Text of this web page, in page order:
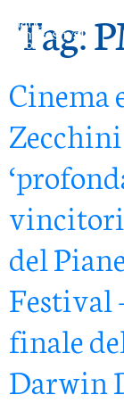
Tag:
Cinema
vincitori
del
Festival
finale
Darwin